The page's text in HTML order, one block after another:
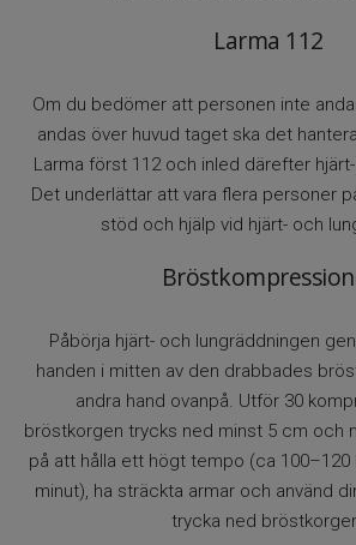
Larma 112
Om du bedömer att personen inte
andas över huvud taget ska det
Larma först 112 och inled därefter
Det underlättar att vara flera personer
stöd och hjälp vid hjärt- och
Påbörja hjärt- och lungräddningen
handen i mitten av den drabbades
andra hand ovanpå. Utför 30
bröstkorgen trycks ned minst 5 cm och
på att hålla ett högt tempo (ca
minut), ha sträckta armar och använd
trycka ned